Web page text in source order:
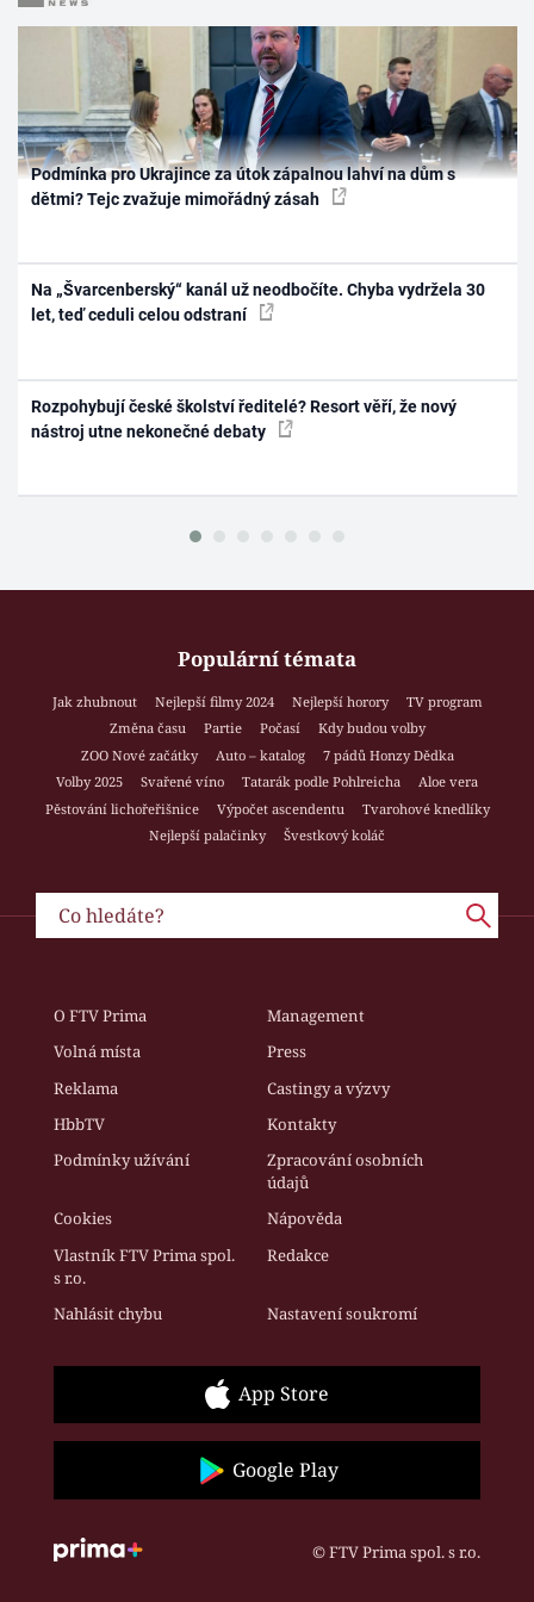
Podmínka pro Ukrajince za útok zápalnou lahví na dům s
dětmi? Tejc zvažuje mimořádný zásah
Na „Švarcenberský“ kanál už neodbočíte. Chyba vydržela 30
let, teď ceduli celou odstraní
Rozpohybují české školství ředitelé? Resort věří, že nový
nástroj utne nekonečné debaty
Populární témata
Jak zhubnout Nejlepší filmy 2024 Nejlepší horory
TV program
Změna času
Partie Počasí
Kdy budou volby
ZOO Nové začátky
Auto – katalog
7 pádů Honzy Dědka
Volby 2025
Svařené víno Tatarák podle Pohlreicha
Aloe vera
Pěstování lichořeřišnice
Výpočet ascendentu
Tvarohové knedlíky
Nejlepší palačinky
Švestkový koláč
O FTV Prima
Management
Volná místa
Press
Reklama
Castingy a výzvy
HbbTV
Kontakty
Podmínky užívání
Zpracování osobních
údajů
Cookies
Nápověda
Vlastník FTV Prima spol.
s r.o.
Redakce
Nahlásit chybu Nastavení soukromí
App Store
Google Play
© FTV Prima spol. s r.o.